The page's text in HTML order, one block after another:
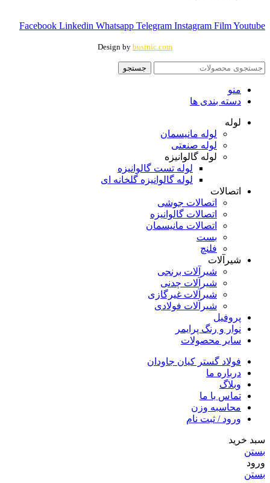
Facebook Linkedin Whatsapp Telegram Instagram FilmYoutube
Design by businic.com
جستجو
منو
دسته بندی ها
لوله
لوله مانیسمان
لوله صنعتی
لوله گالوانیزه
لوله تست گالوانیزه
لوله گالوانیزه گلخانه ای
اتصالات
اتصالات جوشی
اتصالات گالوانیزه
اتصالات مانیسمان
بست
فلنچ
شیرآلات
شیرآلات برنجی
شیرآلات چدنی
شیرآلات غیرگازی
شیرآلات فولادی
پروفیل
نوار و رنگ پرایمر
سایر محصولات
فولاد گستر کیان جاودان
درباره ما
وبلاگ
تماس با ما
محاسبه وزن
ورود / ثبت نام
سبد خرید
بستن
ورود
بستن